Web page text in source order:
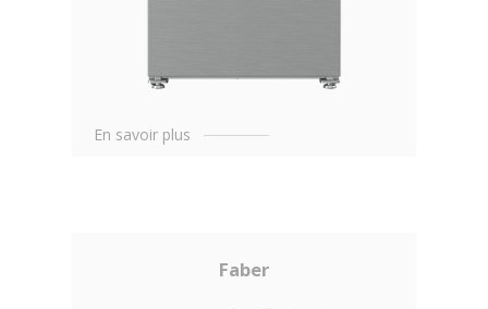
En savoir plus
Faber